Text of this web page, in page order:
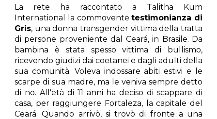
La rete ha raccontato a Talitha Kum
International la commoventetestimonianza di
Gris, una donna transgender vittima della tratta
di persone proveniente dal Ceará, in Brasile. Da
bambina è stata spesso vittima di bullismo,
ricevendo giudizi dai coetanei e dagli adulti della
sua comunità. Voleva indossare abiti estivi e le
scarpe di sua madre, ma le veniva sempre detto
di no. All'età di 11 anni ha deciso di scappare di
casa, per raggiungere Fortaleza, la capitale del
Ceará. Quando arrivò, si trovò di fronte a una